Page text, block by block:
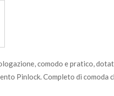
comodo e pratico,
Pinlock. Completo di comoda